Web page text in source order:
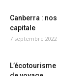
Canberra :
capitale
7 septembre 2022